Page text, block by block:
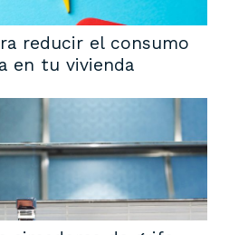
reducir el consumo
en tu vivienda